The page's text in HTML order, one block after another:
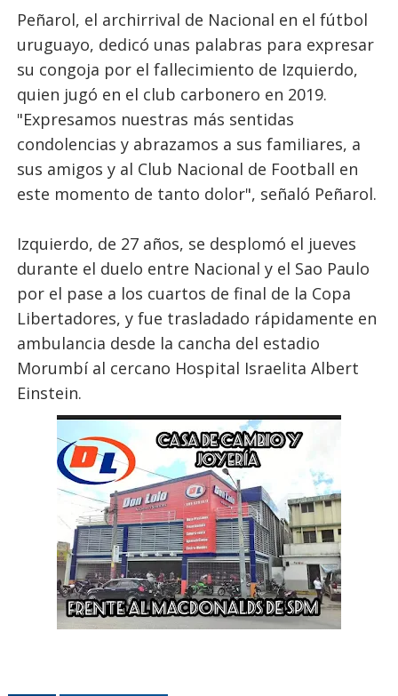
Peñarol, el archirrival de Nacional en el fútbol
uruguayo, dedicó unas palabras para expresar
su congoja por el fallecimiento de Izquierdo,
quien jugó en el club carbonero en 2019.
"Expresamos nuestras más sentidas
condolencias y abrazamos a sus familiares, a
sus amigos y al Club Nacional de Football en
este momento de tanto dolor", señaló Peñarol.
Izquierdo, de 27 años, se desplomó el jueves
durante el duelo entre Nacional y el Sao Paulo
por el pase a los cuartos de final de la Copa
Libertadores, y fue trasladado rápidamente en
ambulancia desde la cancha del estadio
Morumbí al cercano Hospital Israelita Albert
Einstein.